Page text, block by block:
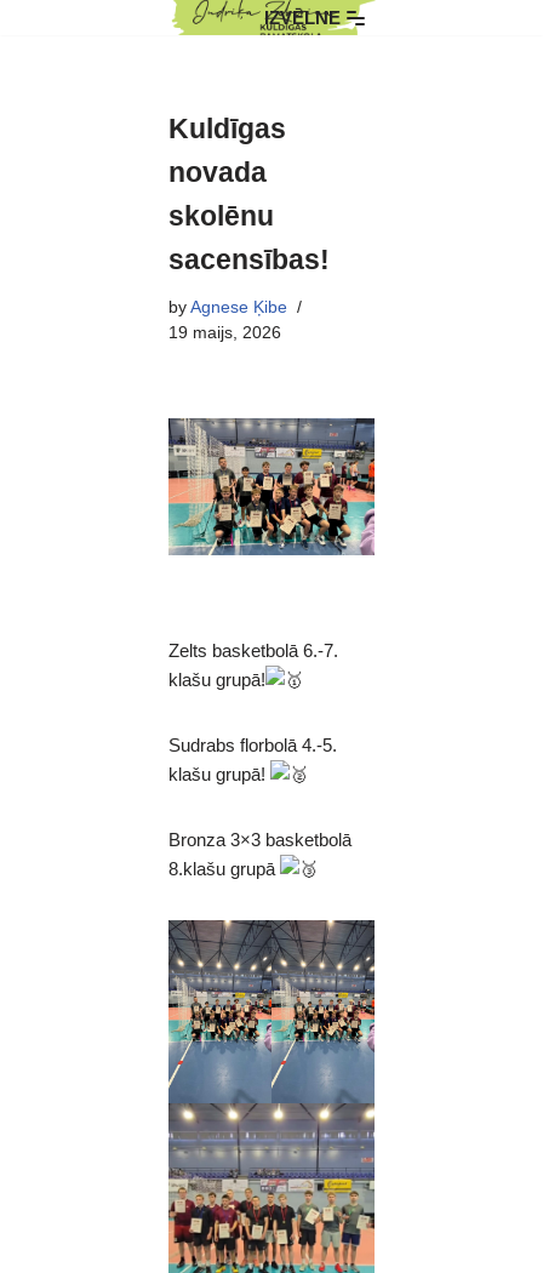
IZVĒLNE
Kuldīgas
novada
skolēnu
sacensības!
by Agnese Ķibe
19 maijs, 2026
Zelts basketbolā 6.-7.
klašu grupā!
Sudrabs florbolā 4.-5.
klašu grupā!
Bronza 3×3 basketbolā
8.klašu grupā